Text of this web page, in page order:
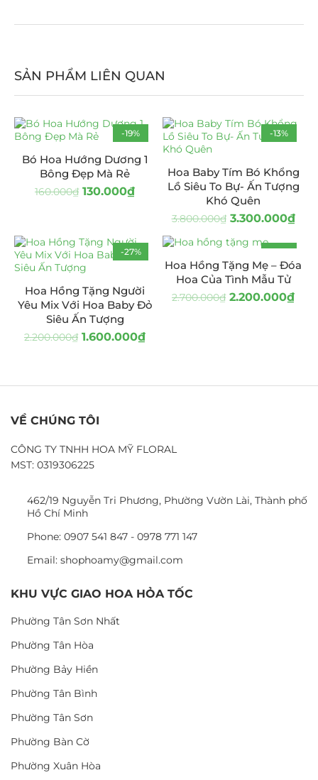
SẢN PHẨM LIÊN QUAN
-19%
Bó Hoa Hướng Dương 1
Bông Đẹp Mà Rẻ
160.000₫ 130.000₫
-13%
Hoa Baby Tím Bó Khổng
Lồ Siêu To Bự- Ấn Tượng
Khó Quên
3.800.000₫ 3.300.000₫
-27%
Hoa Hồng Tặng Người
Yêu Mix Với Hoa Baby Đỏ
Siêu Ấn Tượng
2.200.000₫ 1.600.000₫
-19%
HOT
Hoa Hồng Tặng Mẹ – Đóa
Hoa Của Tình Mẫu Tử
2.700.000₫ 2.200.000₫
VỀ CHÚNG TÔI
CÔNG TY TNHH HOA MỸ FLORAL
MST: 0319306225
462/19 Nguyễn Tri Phương, Phường Vườn Lài, Thành phố
Hồ Chí Minh
Phone: 0907 541 847 - 0978 771 147
Email: shophoamy@gmail.com
KHU VỰC GIAO HOA HỎA TỐC
Phường Tân Sơn Nhất
Phường Tân Hòa
Phường Bảy Hiền
Phường Tân Bình
Phường Tân Sơn
Phường Bàn Cờ
Phường Xuân Hòa